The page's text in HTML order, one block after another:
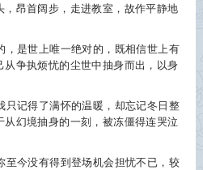
昂首阔步，走进教室，故作平静地
，是世上唯一绝对的，既相信世上有
争执烦忧的尘世中抽身而出，以身
只记得了满怀的温暖，却忘记冬日整
从幻境抽身的一刻，被冻僵得连哭泣
至今没有得到登场机会担忧不已，较